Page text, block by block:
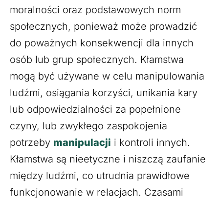
moralności oraz podstawowych norm
społecznych, ponieważ może prowadzić
do poważnych konsekwencji dla innych
osób lub grup społecznych. Kłamstwa
mogą być używane w celu manipulowania
ludźmi, osiągania korzyści, unikania kary
lub odpowiedzialności za popełnione
czyny, lub zwykłego zaspokojenia
potrzeby manipulacji i kontroli innych.
Kłamstwa są nieetyczne i niszczą zaufanie
między ludźmi, co utrudnia prawidłowe
funkcjonowanie w relacjach. Czasami